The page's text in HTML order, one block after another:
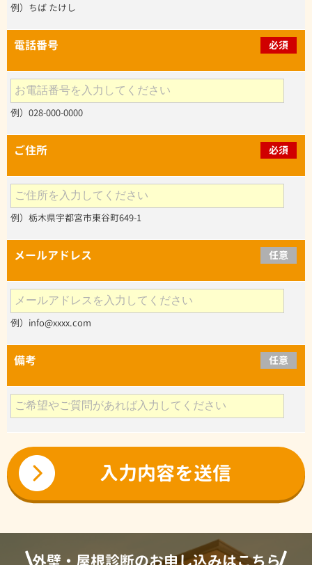
例）ちば たけし
電話番号 必須
例）028-000-0000
ご住所 必須
例）栃木県宇都宮市東谷町649-1
メールアドレス 任意
例）info@xxxx.com
備考 任意
外壁・屋根診断のお申し込みはこちら